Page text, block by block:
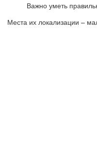
Важно уметь
Места их локализации –